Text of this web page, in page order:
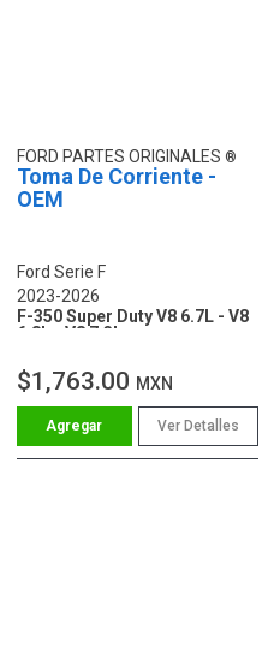
FORD PARTES ORIGINALES
Toma De Corriente -
OEM
Ford Serie F
2023-2026
F-350 Super Duty V8 6.7L - V8
6.8L - V8 7.3L
$1,763.00 MXN
Ver Detalles